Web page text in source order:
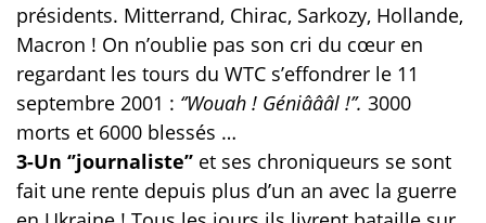
présidents. Mitterrand, Chirac, Sarkozy, Hollande,
Macron ! On n’oublie pas son cri du cœur en
regardant les tours du WTC s’effondrer le 11
septembre 2001 : ‘’Wouah ! Géniâââl !’’. 3000
morts et 6000 blessés …
3-Un ‘’journaliste’’ et ses chroniqueurs se sont
fait une rente depuis plus d’un an avec la guerre